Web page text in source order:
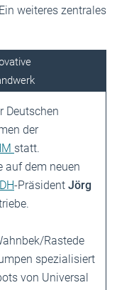
weiteres zentrales
Deutschen
der
statt.
auf dem neuen
-Präsident Jörg
Rastede
spezialisiert
von Universal